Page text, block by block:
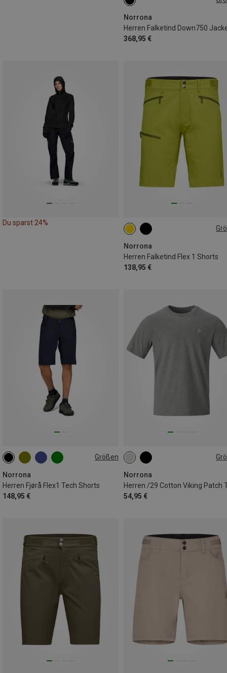
Norrona
Herren Falketind Down750
368,95 €
L
Du sparst 24%
Norrona
Herren Falketind Flex 1 Shorts
138,95 €
S M
Größen
Norrona
Herren Fjørå Flex1 Tech Shorts
148,95 €
S M L XL
Norrona
54,95 €
S M